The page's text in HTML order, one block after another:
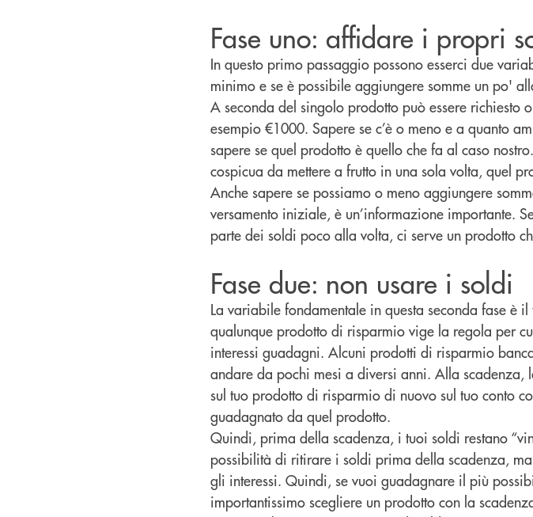
Fase uno: affidare i propri
In questo primo passaggio possono esserci due
minimo e se è possibile aggiungere somme un po'
A seconda del singolo prodotto può essere richiesto
esempio €1000. Sapere se c’è o meno e a quanto
sapere se quel prodotto è quello che fa al caso
cospicua da mettere a frutto in una sola volta, quel
Anche sapere se possiamo o meno aggiungere
versamento iniziale, è un’informazione importante.
parte dei soldi poco alla volta, ci serve un prodotto
Fase due: non usare i soldi
La variabile fondamentale in questa seconda fase è
qualunque prodotto di risparmio vige la regola per
interessi guadagni. Alcuni prodotti di risparmio
andare da pochi mesi a diversi anni. Alla scadenza,
sul tuo prodotto di risparmio di nuovo sul tuo conto
guadagnato da quel prodotto.
Quindi, prima della scadenza, i tuoi soldi restano
possibilità di ritirare i soldi prima della scadenza,
gli interessi. Quindi, se vuoi guadagnare il più
importantissimo scegliere un prodotto con la